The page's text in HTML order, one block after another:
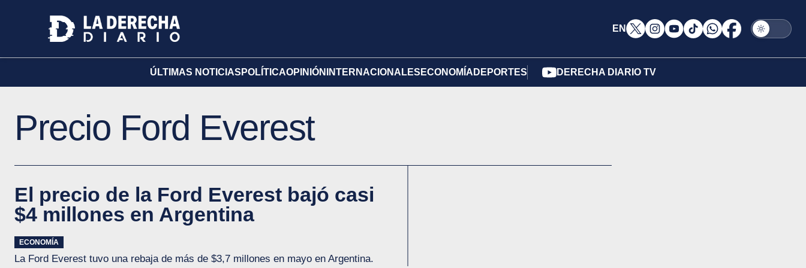
EN
ÚLTIMAS NOTICIAS POLÍTICAOPINIÓN INTERNACIONALES ECONOMÍA DEPORTES DERECHA DIARIO TV
Precio Ford Everest
El precio de la Ford Everest bajó casi
$4 millones en Argentina
ECONOMÍA
La Ford Everest tuvo una rebaja de más de $3,7 millones en mayo en Argentina.